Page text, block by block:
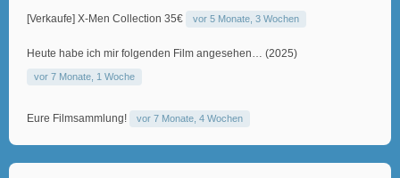
[Verkaufe] X-Men Collection 35€ vor 5 Monate, 3 Wochen
Heute habe ich mir folgenden Film angesehen… (2025)
vor 7 Monate, 1 Woche
Eure Filmsammlung! vor 7 Monate, 4 Wochen